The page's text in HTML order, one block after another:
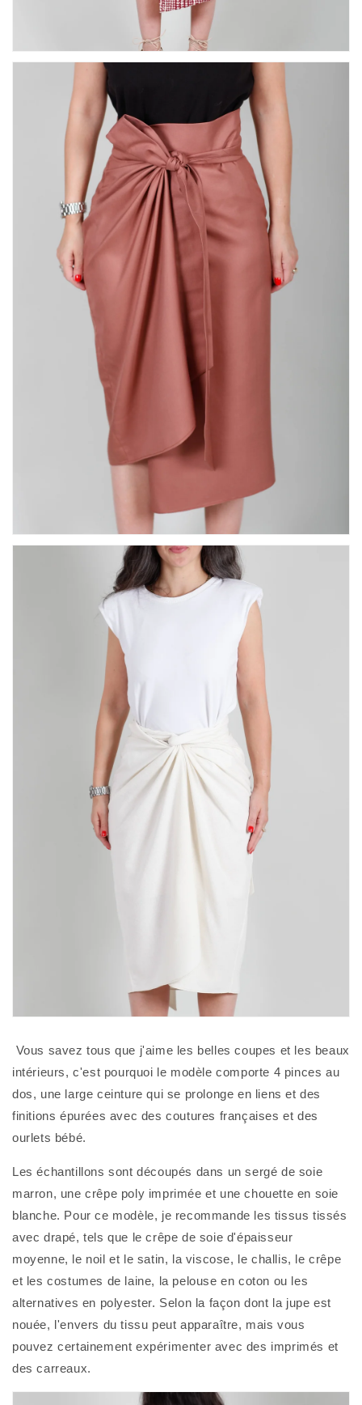
intérieurs, c'est pourquoi le modèle comporte 4 pinces au
dos, une large ceinture qui se prolonge en liens et des
finitions épurées avec des coutures françaises et des
ourlets bébé.
Les échantillons sont découpés dans un sergé de soie
marron, une crêpe poly imprimée et une chouette en soie
blanche. Pour ce modèle, je recommande les tissus tissés
avec drapé, tels que le crêpe de soie d'épaisseur
moyenne, le noil et le satin, la viscose, le challis, le crêpe
et les costumes de laine, la pelouse en coton ou les
alternatives en polyester. Selon la façon dont la jupe est
nouée, l'envers du tissu peut apparaître, mais vous
pouvez certainement expérimenter avec des imprimés et
des carreaux.